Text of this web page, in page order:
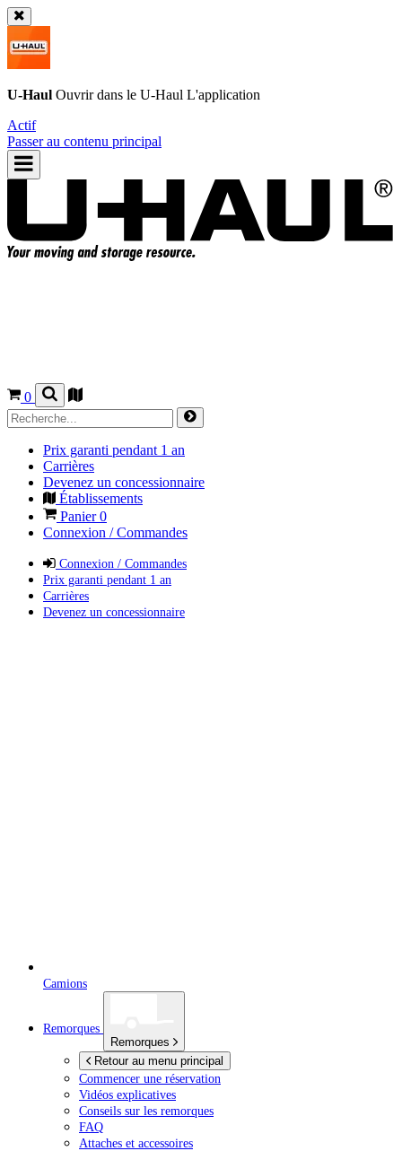
U-Haul Ouvrir dans le U-Haul L'application
Actif
Passer au contenu principal
0
Prix garanti pendant 1 an
Carrières
Devenez un concessionnaire
Établissements
Panier0
Connexion / Commandes
Connexion / Commandes
Prix garanti pendant 1 an
Carrières
Devenez un concessionnaire
Camions
Remorques
Remorques
Retour au menu principal
Commencer une réservation
Vidéos explicatives
Conseils sur les remorques
FAQ
Attaches et accessoires